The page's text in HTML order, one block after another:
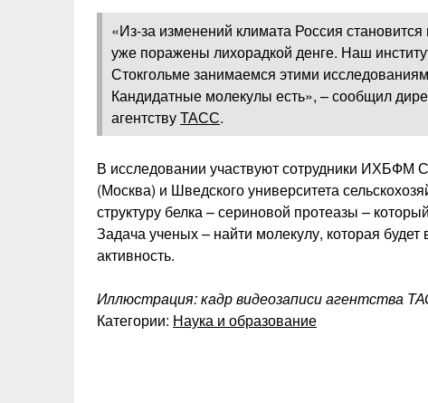
«Из-за изменений климата Россия
уже поражены лихорадкой денге. Наш
Стокгольме занимаемся этими
Кандидатные молекулы есть», – сообщил
агентствуТАСС.
В исследовании участвуют сотрудники ИХБФМ
(Москва) и Шведского университета
структуру белка – сериновой протеазы –
Задача ученых – найти молекулу, которая будет
активность.
Иллюстрация: кадр видеозаписи агентства
Категории: Наука и образование